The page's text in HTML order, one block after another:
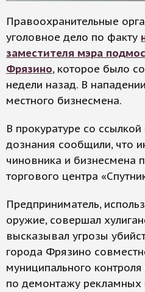
Правоохранительные
уголовное дело по факту
заместителя мэра
Фрязино, которое было
недели назад. В
местного бизнесмена.
В прокуратуре со
дознания сообщили, что
чиновника и бизнесмена
торгового центра
Предприниматель,
оружие, совершал
высказывал угрозы
города Фрязино
муниципального
по демонтажу рекламных